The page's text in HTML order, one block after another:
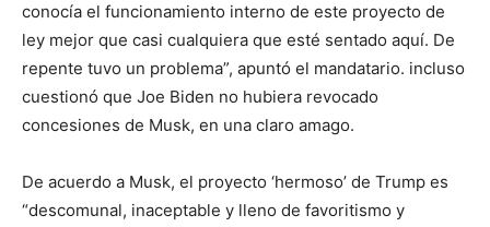
conocía el funcionamiento interno de este proyecto de
ley mejor que casi cualquiera que esté sentado aquí. De
repente tuvo un problema”, apuntó el mandatario. incluso
cuestionó que Joe Biden no hubiera revocado
concesiones de Musk, en una claro amago.
De acuerdo a Musk, el proyecto ‘hermoso’ de Trump es
“descomunal, inaceptable y lleno de favoritismo y